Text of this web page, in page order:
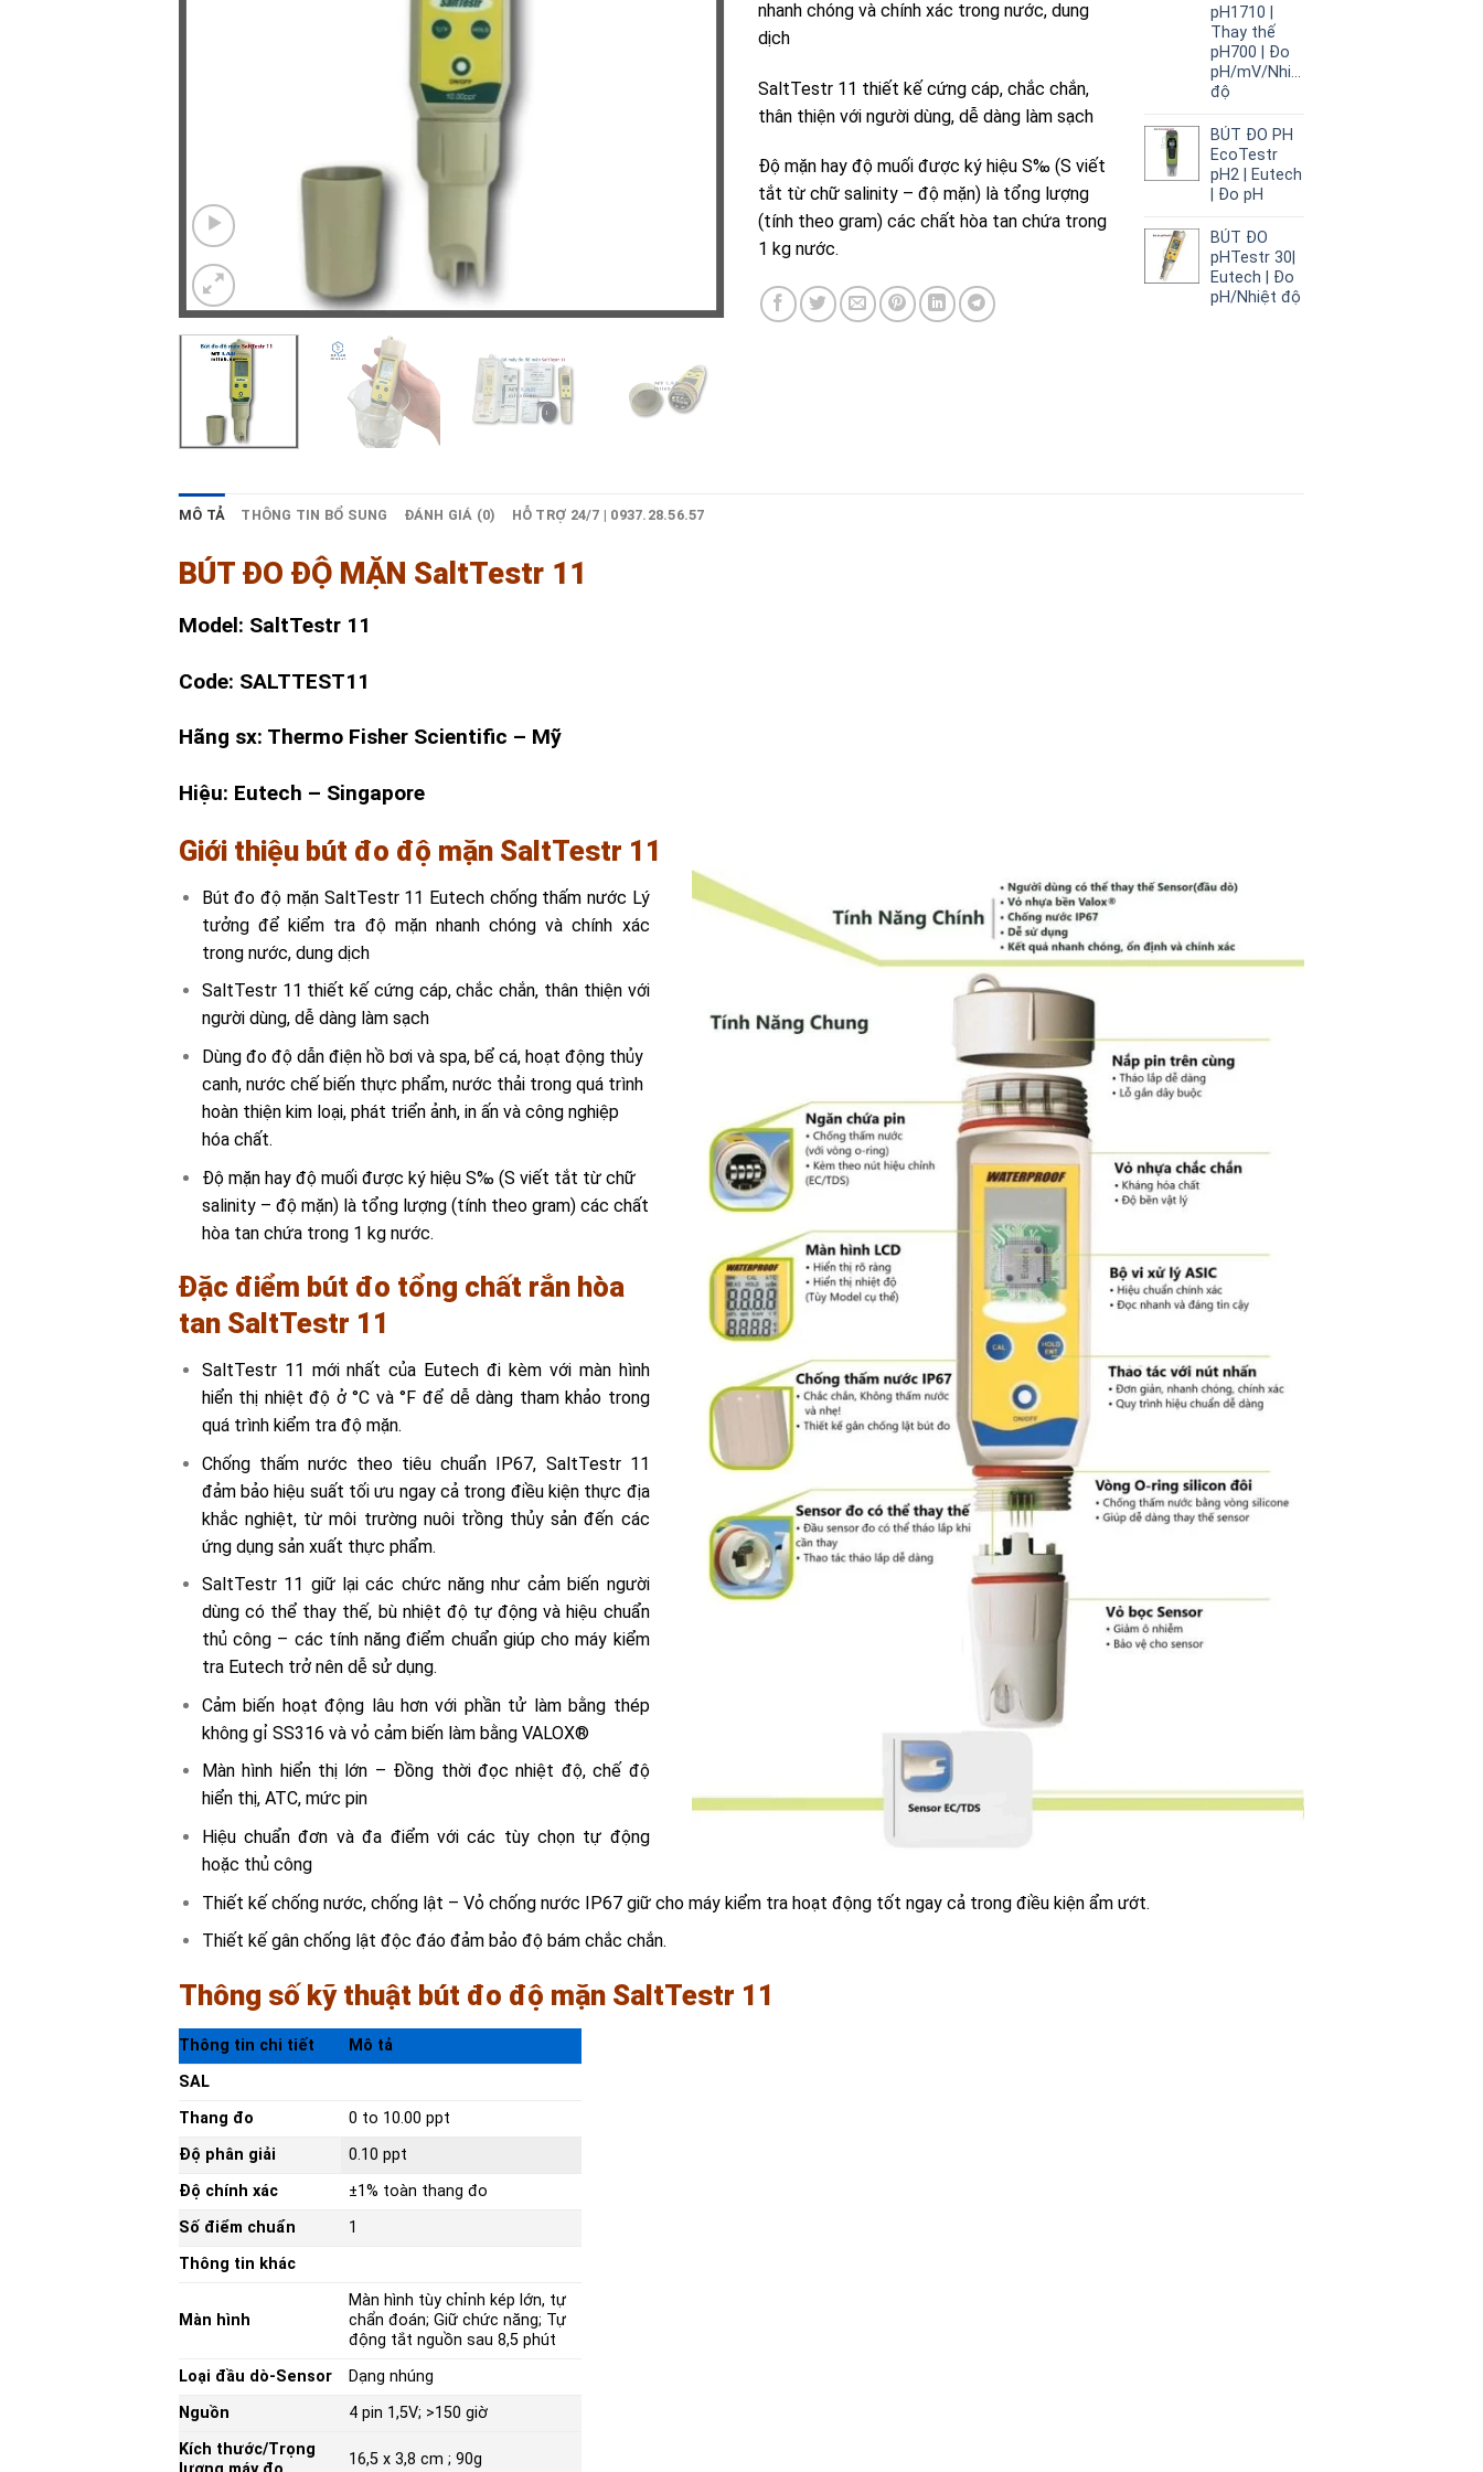
nhanh chóng và chính xác trong nước, dung
dịch
SaltTestr 11 thiết kế cứng cáp, chắc chắn,
thân thiện với người dùng, dễ dàng làm sạch
Độ mặn hay độ muối được ký hiệu S‰ (S viết
tắt từ chữ salinity – độ mặn) là tổng lượng
(tính theo gram) các chất hòa tan chứa trong
1 kg nước.
pH1710 |
Thay thế
pH700 | Đo
pH/mV/Nhiệt
độ
BÚT ĐO PH
EcoTestr
pH2 | Eutech
| Đo pH
BÚT ĐO
pHTestr 30|
Eutech | Đo
pH/Nhiệt độ
MÔ TẢ THÔNG TIN BỔ SUNG ĐÁNH GIÁ (0) HỖ TRỢ 24/7 | 0937.28.56.57
BÚT ĐO ĐỘ MẶN SaltTestr 11
Model: SaltTestr 11
Code: SALTTEST11
Hãng sx: Thermo Fisher Scientific – Mỹ
Hiệu: Eutech – Singapore
Giới thiệu bút đo độ mặn SaltTestr 11
Bút đo độ mặn SaltTestr 11 Eutech chống thấm nước Lý
tưởng để kiểm tra độ mặn nhanh chóng và chính xác
trong nước, dung dịch
SaltTestr 11 thiết kế cứng cáp, chắc chắn, thân thiện với
người dùng, dễ dàng làm sạch
Dùng đo độ dẫn điện hồ bơi và spa, bể cá, hoạt động thủy
canh, nước chế biến thực phẩm, nước thải trong quá trình
hoàn thiện kim loại, phát triển ảnh, in ấn và công nghiệp
hóa chất.
Độ mặn hay độ muối được ký hiệu S‰ (S viết tắt từ chữ
salinity – độ mặn) là tổng lượng (tính theo gram) các chất
hòa tan chứa trong 1 kg nước.
Đặc điểm bút đo tổng chất rắn hòa
tan SaltTestr 11
SaltTestr 11 mới nhất của Eutech đi kèm với màn hình
hiển thị nhiệt độ ở °C và °F để dễ dàng tham khảo trong
quá trình kiểm tra độ mặn.
Chống thấm nước theo tiêu chuẩn IP67, SaltTestr 11
đảm bảo hiệu suất tối ưu ngay cả trong điều kiện thực địa
khắc nghiệt, từ môi trường nuôi trồng thủy sản đến các
ứng dụng sản xuất thực phẩm.
SaltTestr 11 giữ lại các chức năng như cảm biến người
dùng có thể thay thế, bù nhiệt độ tự động và hiệu chuẩn
thủ công – các tính năng điểm chuẩn giúp cho máy kiểm
tra Eutech trở nên dễ sử dụng.
Cảm biến hoạt động lâu hơn với phần tử làm bằng thép
không gỉ SS316 và vỏ cảm biến làm bằng VALOX®
Màn hình hiển thị lớn – Đồng thời đọc nhiệt độ, chế độ
hiển thị, ATC, mức pin
Hiệu chuẩn đơn và đa điểm với các tùy chọn tự động
hoặc thủ công
Thiết kế chống nước, chống lật – Vỏ chống nước IP67 giữ cho máy kiểm tra hoạt động tốt ngay cả trong điều kiện ẩm ướt.
Thiết kế gân chống lật độc đáo đảm bảo độ bám chắc chắn.
Thông số kỹ thuật bút đo độ mặn SaltTestr 11
Thông tin chi tiết
Mô tả
SAL
Thang đo
0 to 10.00 ppt
Độ phân giải
0.10 ppt
Độ chính xác
±1% toàn thang đo
Số điểm chuẩn
1
Thông tin khác
Màn hình
Màn hình tùy chỉnh kép lớn, tự
chẩn đoán; Giữ chức năng; Tự
động tắt nguồn sau 8,5 phút
Loại đầu dò-Sensor
Dạng nhúng
Nguồn
4 pin 1,5V; >150 giờ
Kích thước/Trọng
16,5 x 3,8 cm ; 90g